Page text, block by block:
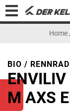
Home
BIO / RENNRAD
ENVILIV
M AXS